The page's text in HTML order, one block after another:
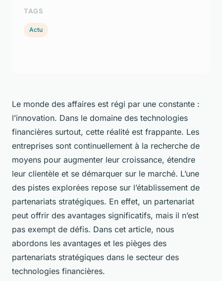
Le monde des affaires est régi par une constante :
l’innovation. Dans le domaine des technologies
financières surtout, cette réalité est frappante. Les
entreprises sont continuellement à la recherche de
moyens pour augmenter leur croissance, étendre
leur clientèle et se démarquer sur le marché. L’une
des pistes explorées repose sur l’établissement de
partenariats stratégiques. En effet, un partenariat
peut offrir des avantages significatifs, mais il n’est
pas exempt de défis. Dans cet article, nous
abordons les avantages et les pièges des
partenariats stratégiques dans le secteur des
technologies financières.
TAGS
Actu